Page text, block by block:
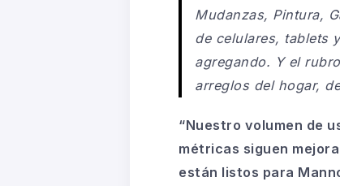
Mudanzas, Pintura,
de celulares, tablets
agregando. Y el
arreglos del hogar,
“Nuestro volumen de
métricas siguen
están listos para